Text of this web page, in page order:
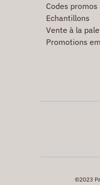
Codes promos
Echantillons
Vente à la
Promotions
©2023